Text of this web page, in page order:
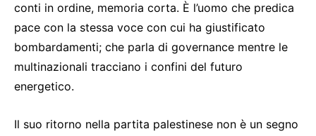
conti in ordine, memoria corta. È l’uomo che predica
pace con la stessa voce con cui ha giustificato
bombardamenti; che parla di governance mentre le
multinazionali tracciano i confini del futuro
energetico.
Il suo ritorno nella partita palestinese non è un segno